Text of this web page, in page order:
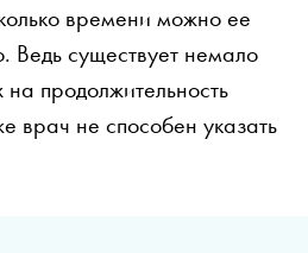
времени можно ее
Ведь существует немало
продолжительность
врач не способен указать